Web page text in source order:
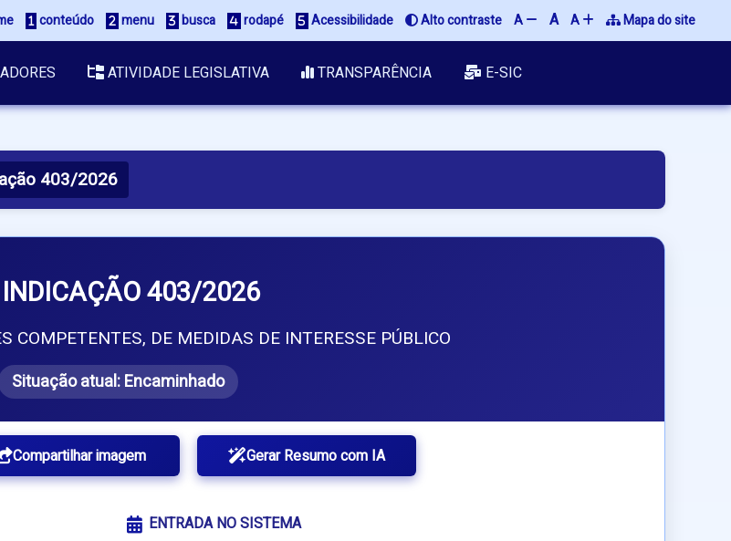
conteúdo menu busca rodapé Acessibilidade Alto contraste A A A Mapa do site
ATIVIDADE LEGISLATIVA TRANSPARÊNCIA E-SIC
403/2026
INDICAÇÃO 403/2026
COMPETENTES, DE MEDIDAS DE INTERESSE PÚBLICO
Situação atual:Encaminhado
Compartilhar imagem Gerar Resumo com IA
ENTRADA NO SISTEMA